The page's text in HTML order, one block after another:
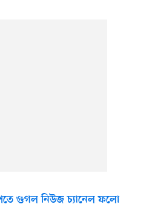
গুগল নিউজ চ্যানেল ফলো